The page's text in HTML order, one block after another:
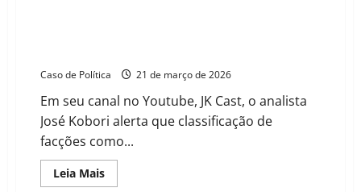
Caso de Política 21 de março de 2026
Em seu canal no Youtube, JK Cast, o analista
José Kobori alerta que classificação de
facções como...
Leia MaisRead
more